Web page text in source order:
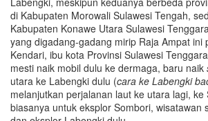
di Kabupaten Morowali Sulawesi Tengah,
Kabupaten Konawe Utara Sulawesi
yang digadang-gadang mirip Raja Ampat ini
Kendari, ibu kota Provinsi Sulawesi
mesti naik mobil dulu ke dermaga, baru naik
utara ke Labengki dulu (cara ke Labengki
melanjutkan perjalanan laut ke utara lagi, ke
biasanya untuk eksplor Sombori, wisatawan